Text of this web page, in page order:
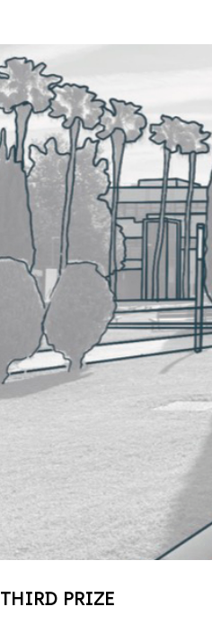
THIRD PRIZE